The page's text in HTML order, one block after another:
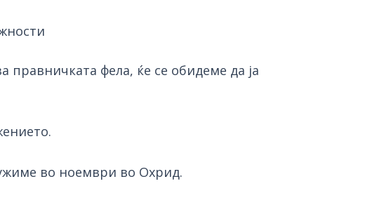
фела, ќе се обидеме да ја
во ноември во Охрид.